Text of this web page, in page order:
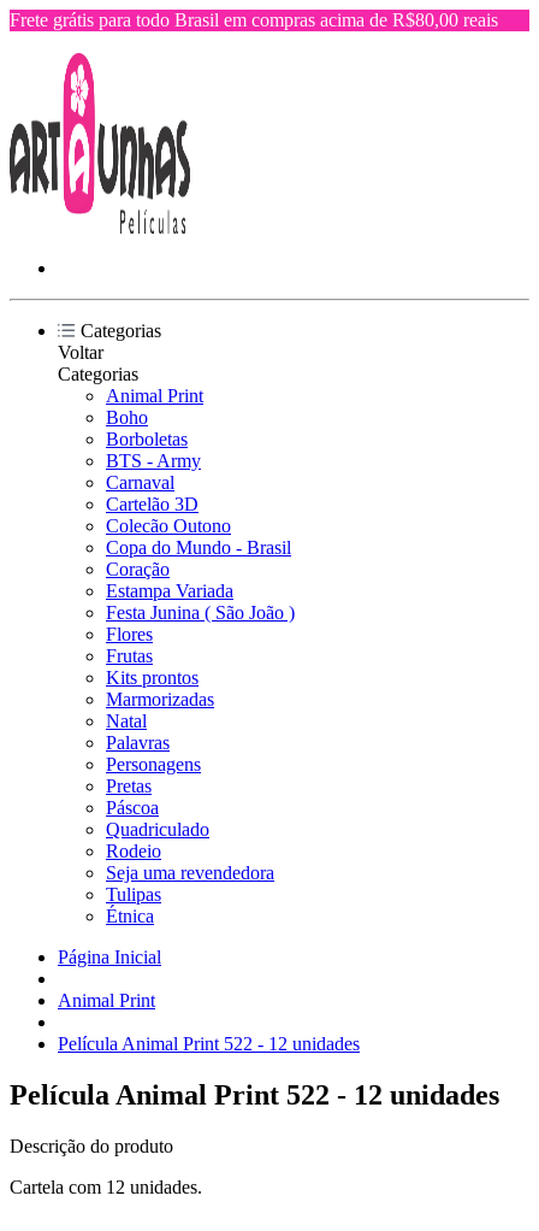
Frete grátis para todo Brasil em compras acima de R$80,00 reais
Categorias
Voltar
Categorias
Animal Print
Boho
Borboletas
BTS - Army
Carnaval
Cartelão 3D
Colecão Outono
Copa do Mundo - Brasil
Coração
Estampa Variada
Festa Junina ( São João )
Flores
Frutas
Kits prontos
Marmorizadas
Natal
Palavras
Personagens
Pretas
Páscoa
Quadriculado
Rodeio
Seja uma revendedora
Tulipas
Étnica
Página Inicial
Animal Print
Película Animal Print 522 - 12 unidades
Película Animal Print 522 - 12 unidades
Descrição do produto
Cartela com 12 unidades.